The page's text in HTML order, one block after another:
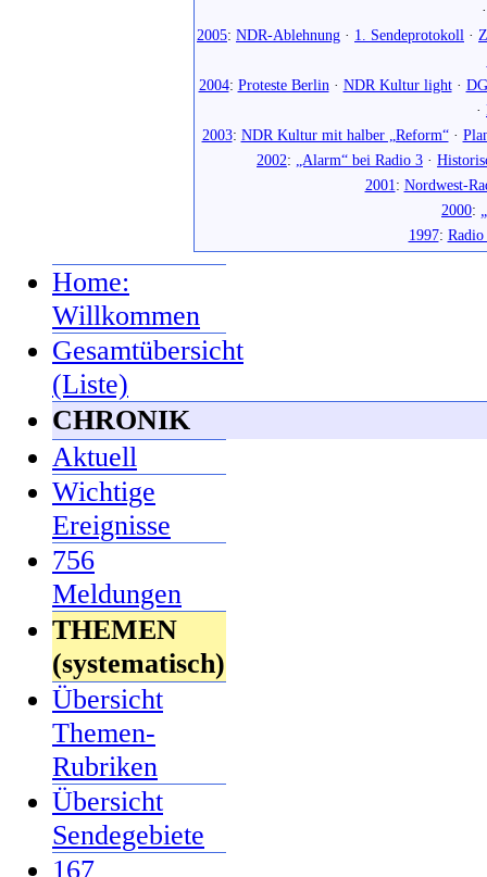
2005: NDR-Ablehnung · 1. Sendeprotokoll ·
2004: Proteste Berlin · NDR Kultur light·
·
2003: NDR Kultur mit halber „Reform“·
2002: „Alarm“ bei Radio 3 ·
2001: Nordwest-
2000:
1997:
Home:
Willkommen
Gesamtübersicht
(Liste)
CHRONIK
Aktuell
Wichtige
Ereignisse
756
Meldungen
THEMEN
(systematisch)
Übersicht
Themen-
Rubriken
Übersicht
Sendegebiete
167